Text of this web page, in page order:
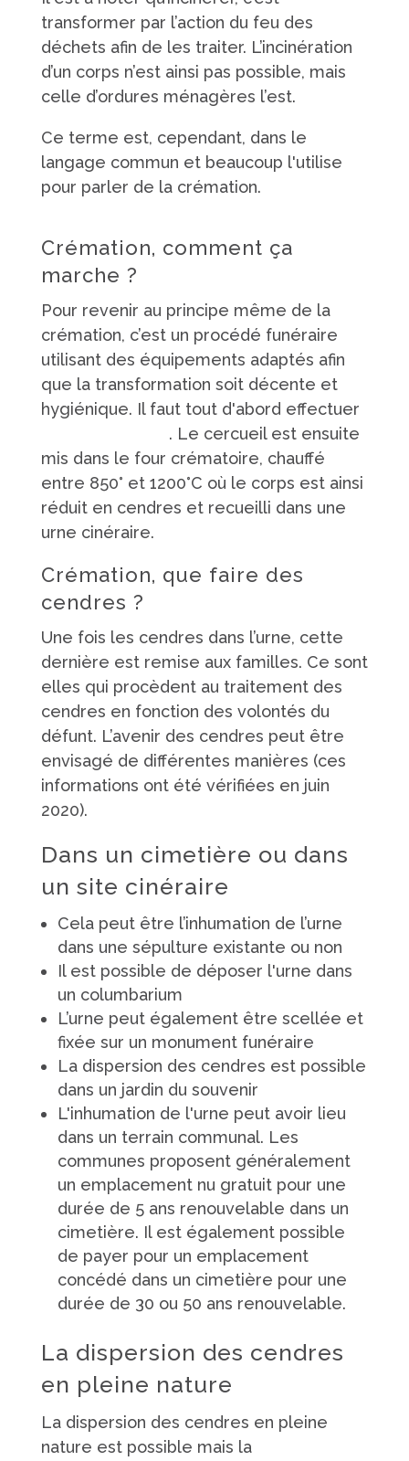
transformer par l’action du feu des
déchets afin de les traiter. L’incinération
d’un corps n’est ainsi pas possible, mais
celle d’ordures ménagères l’est.
Ce terme est, cependant, dans le
langage commun et beaucoup l'utilise
pour parler de la crémation.
Crémation, comment ça
marche ?
Pour revenir au principe même de la
crémation, c’est un procédé funéraire
utilisant des équipements adaptés afin
que la transformation soit décente et
hygiénique. Il faut tout d'abord effectuer
. Le cercueil est ensuite
mis dans le four crématoire, chauffé
entre 850° et 1200°C où le corps est ainsi
réduit en cendres et recueilli dans une
urne cinéraire.
Crémation, que faire des
cendres ?
Une fois les cendres dans l’urne, cette
dernière est remise aux familles. Ce sont
elles qui procèdent au traitement des
cendres en fonction des volontés du
défunt. L’avenir des cendres peut être
envisagé de différentes manières (ces
informations ont été vérifiées en juin
2020).
Dans un cimetière ou dans
un site cinéraire
Cela peut être l’inhumation de l’urne
dans une sépulture existante ou non
Il est possible de déposer l'urne dans
un columbarium
L’urne peut également être scellée et
fixée sur un monument funéraire
La dispersion des cendres est possible
dans un jardin du souvenir
L'inhumation de l'urne peut avoir lieu
dans un terrain communal. Les
communes proposent généralement
un emplacement nu gratuit pour une
durée de 5 ans renouvelable dans un
cimetière. Il est également possible
de payer pour un emplacement
concédé dans un cimetière pour une
durée de 30 ou 50 ans renouvelable.
La dispersion des cendres
en pleine nature
La dispersion des cendres en pleine
nature est possible mais la